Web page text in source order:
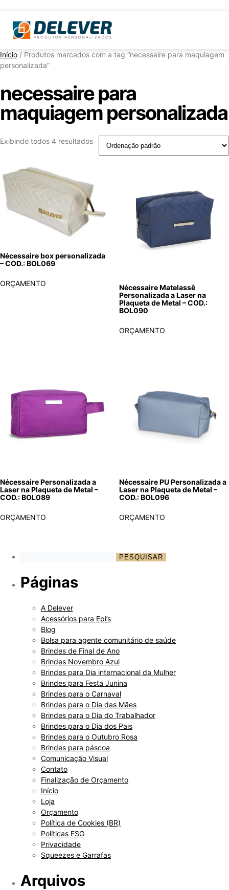
Início / Produtos marcados com a tag “necessaire para maquiagem
personalizada”
necessaire para
maquiagem personalizada
Exibindo todos 4 resultados
Nécessaire box personalizada
– COD.: BOL069
ORÇAMENTO
Nécessaire Matelassê
Personalizada a Laser na
Plaqueta de Metal – COD.:
BOL090
ORÇAMENTO
Nécessaire Personalizada a
Laser na Plaqueta de Metal –
COD.: BOL089
ORÇAMENTO
Nécessaire PU Personalizada a
Laser na Plaqueta de Metal –
COD.: BOL096
ORÇAMENTO
Páginas
A Delever
Acessórios para Epi’s
Blog
Bolsa para agente comunitário de saúde
Brindes de Final de Ano
Brindes Novembro Azul
Brindes para Dia internacional da Mulher
Brindes para Festa Junina
Brindes para o Carnaval
Brindes para o Dia das Mães
Brindes para o Dia do Trabalhador
Brindes para o Dia dos Pais
Brindes para o Outubro Rosa
Brindes para páscoa
Comunicação Visual
Contato
Finalização de Orçamento
Início
Loja
Orçamento
Política de Cookies (BR)
Políticas ESG
Privacidade
Squeezes e Garrafas
Arquivos